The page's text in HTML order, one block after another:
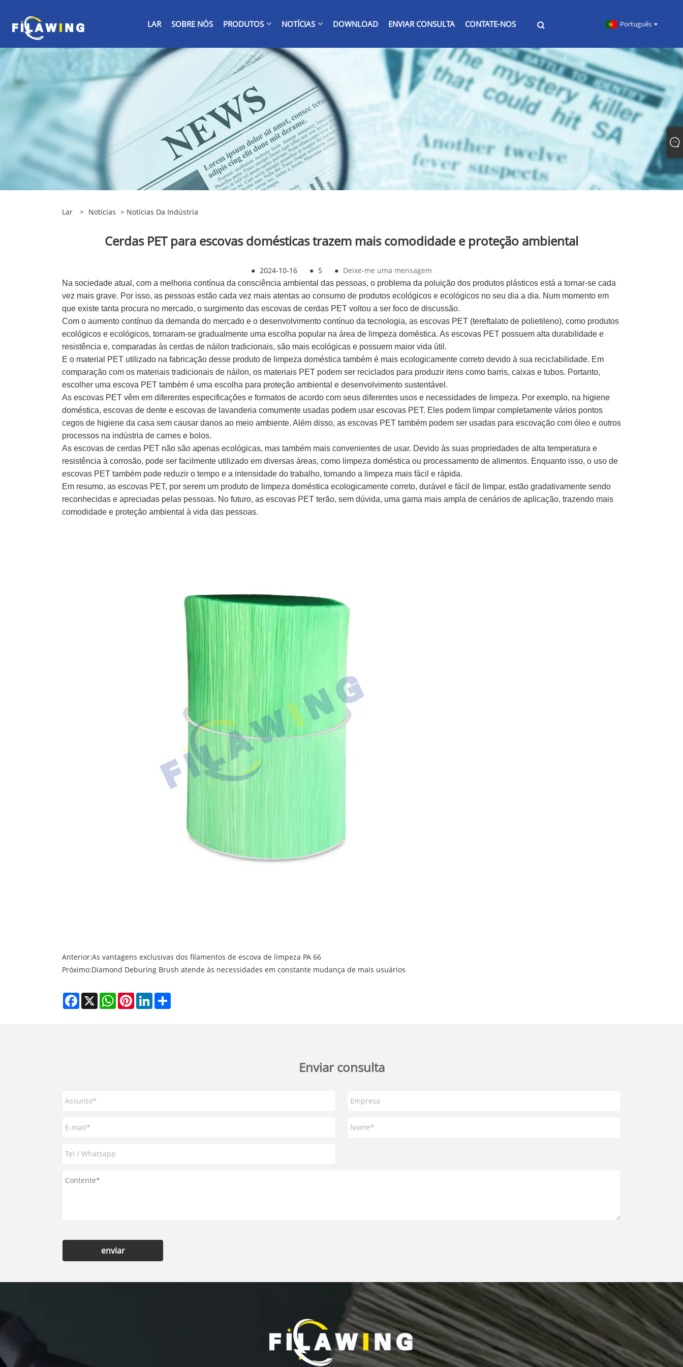
LAR SOBRE NÓS PRODUTOS NOTÍCIAS DOWNLOAD ENVIAR CONSULTA CONTATE-NOS Português
Lar > Notícias > Notícias Da Indústria
Cerdas PET para escovas domésticas trazem mais comodidade e proteção ambiental
● 2024-10-16 ● 5 ● Deixe-me uma mensagem
Na sociedade atual, com a melhoria contínua da consciência ambiental das pessoas, o problema da poluição dos produtos plásticos está a tornar-se cada
vez mais grave. Por isso, as pessoas estão cada vez mais atentas ao consumo de produtos ecológicos e ecológicos no seu dia a dia. Num momento em
que existe tanta procura no mercado, o surgimento das escovas de cerdas PET voltou a ser foco de discussão.
Com o aumento contínuo da demanda do mercado e o desenvolvimento contínuo da tecnologia, as escovas PET (tereftalato de polietileno), como produtos
ecológicos e ecológicos, tornaram-se gradualmente uma escolha popular na área de limpeza doméstica. As escovas PET possuem alta durabilidade e
resistência e, comparadas às cerdas de náilon tradicionais, são mais ecológicas e possuem maior vida útil.
E o material PET utilizado na fabricação desse produto de limpeza doméstica também é mais ecologicamente correto devido à sua reciclabilidade. Em
comparação com os materiais tradicionais de náilon, os materiais PET podem ser reciclados para produzir itens como barris, caixas e tubos. Portanto,
escolher uma escova PET também é uma escolha para proteção ambiental e desenvolvimento sustentável.
As escovas PET vêm em diferentes especificações e formatos de acordo com seus diferentes usos e necessidades de limpeza. Por exemplo, na higiene
doméstica, escovas de dente e escovas de lavanderia comumente usadas podem usar escovas PET. Eles podem limpar completamente vários pontos
cegos de higiene da casa sem causar danos ao meio ambiente. Além disso, as escovas PET também podem ser usadas para escovação com óleo e outros
processos na indústria de carnes e bolos.
As escovas de cerdas PET não são apenas ecológicas, mas também mais convenientes de usar. Devido às suas propriedades de alta temperatura e
resistência à corrosão, pode ser facilmente utilizado em diversas áreas, como limpeza doméstica ou processamento de alimentos. Enquanto isso, o uso de
escovas PET também pode reduzir o tempo e a intensidade do trabalho, tornando a limpeza mais fácil e rápida.
Em resumo, as escovas PET, por serem um produto de limpeza doméstica ecologicamente correto, durável e fácil de limpar, estão gradativamente sendo
reconhecidas e apreciadas pelas pessoas. No futuro, as escovas PET terão, sem dúvida, uma gama mais ampla de cenários de aplicação, trazendo mais
comodidade e proteção ambiental à vida das pessoas.
Anterior:As vantagens exclusivas dos filamentos de escova de limpeza PA 66
Próximo:Diamond Deburing Brush atende às necessidades em constante mudança de mais usuários
Facebook
X WhatsAppPinterestLinkedIn
Enviar consulta
enviar